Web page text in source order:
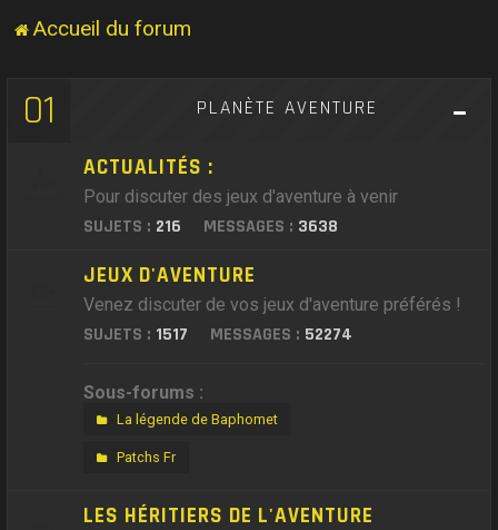
Accueil du forum
01 PLANÈTE AVENTURE
ACTUALITÉS :
Pour discuter des jeux d'aventure à venir
SUJETS : 216 MESSAGES : 3638
JEUX D'AVENTURE
Venez discuter de vos jeux d'aventure préférés !
SUJETS : 1517 MESSAGES : 52274
Sous-forums :
La légende de Baphomet
Patchs Fr
LES HÉRITIERS DE L'AVENTURE